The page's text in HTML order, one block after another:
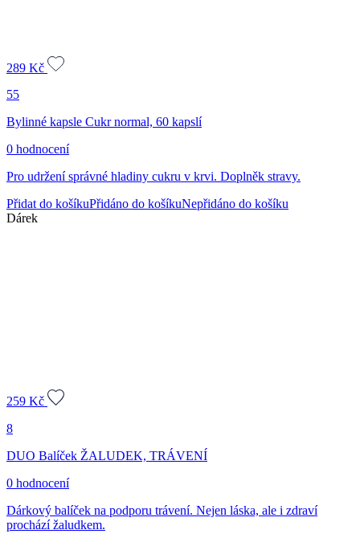
289 Kč
55
Bylinné kapsle Cukr normal, 60 kapslí
0 hodnocení
Pro udržení správné hladiny cukru v krvi. Doplněk stravy.
Přidat do košíkuPřidáno do košíkuNepřidáno do košíku
Dárek
259 Kč
8
DUO Balíček ŽALUDEK, TRÁVENÍ
0 hodnocení
Dárkový balíček na podporu trávení. Nejen láska, ale i zdraví
prochází žaludkem.